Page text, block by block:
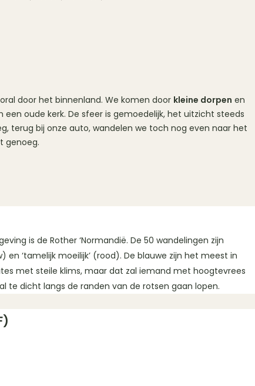
door het binnenland. We komen door kleine dorpen en
oude kerk. De sfeer is gemoedelijk, het uitzicht steeds
terug bij onze auto, wandelen we toch nog even naar het
genoeg.
is de Rother ‘Normandië. De 50 wandelingen zijn
en ‘tamelijk moeilijk’ (rood). De blauwe zijn het meest in
met steile klims, maar dat zal iemand met hoogtevrees
te dicht langs de randen van de rotsen gaan lopen.